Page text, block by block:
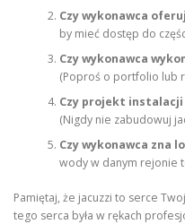
Czy wykonawca
by mieć dostęp do
Czy wykonawca
(Poproś o portfolio lub
Czy projekt instalacji
(Nigdy nie zabudowuj
Czy wykonawca zna
wody w danym rejonie
Pamiętaj, że jacuzzi to serce
tego serca była w rękach